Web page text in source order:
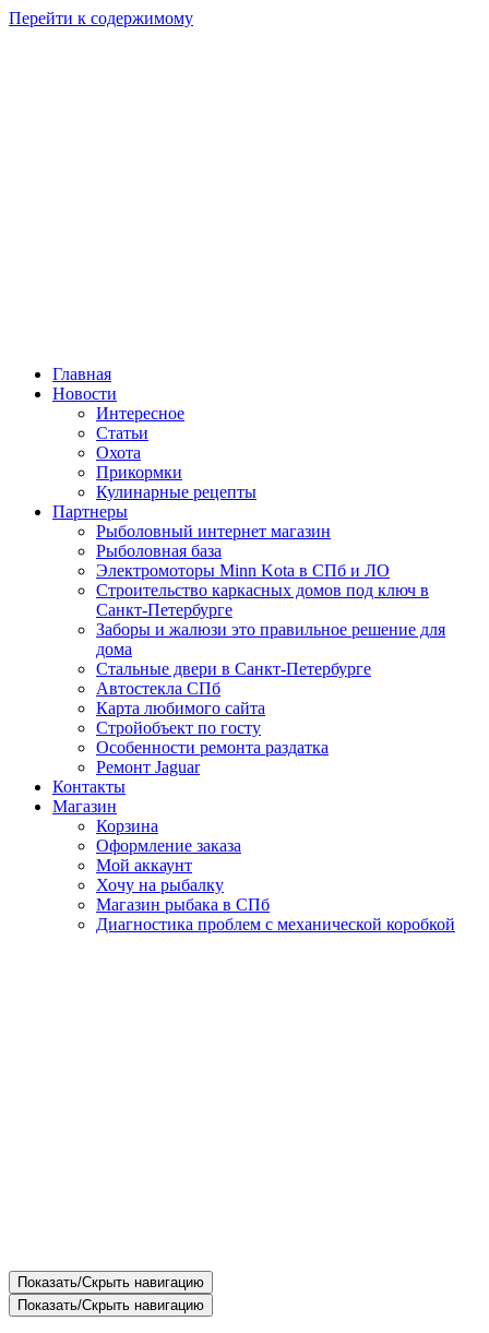
Перейти к содержимому
Главная
Новости
Интересное
Статьи
Охота
Прикормки
Кулинарные рецепты
Партнеры
Рыболовный интернет магазин
Рыболовная база
Электромоторы Minn Kota в СПб и ЛО
Строительство каркасных домов под ключ в
Санкт-Петербурге
Заборы и жалюзи это правильное решение для
дома
Стальные двери в Санкт-Петербурге
Автостекла СПб
Карта любимого сайта
Стройобъект по госту
Особенности ремонта раздатка
Ремонт Jaguar
Контакты
Магазин
Корзина
Оформление заказа
Мой аккаунт
Хочу на рыбалку
Магазин рыбака в СПб
Диагностика проблем с механической коробкой
Показать/Скрыть навигацию
Показать/Скрыть навигацию